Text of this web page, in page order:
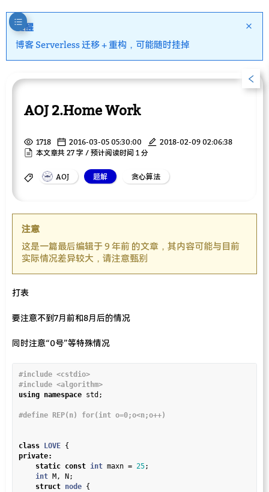
提醒
博客 Serverless 迁移 + 重构，可能随时挂掉
AOJ 2.Home Work
1718 2016-03-05 05:30:00
2018-02-09 02:06:38
本文章共 27 字 / 预计阅读时间 1 分
AOJ 题解 贪心算法
注意
这是一篇最后编辑于 9 年前 的文章，其内容可能与目前
实际情况差异较大，请注意甄别
打表
要注意不到7月前和8月后的情况
同时注意“0号”等特殊情况
#include <cstdio>
#include <algorithm>
using namespace std;
class LOVE
private:
static const int maxn = 25;
int M, N;
struct node {